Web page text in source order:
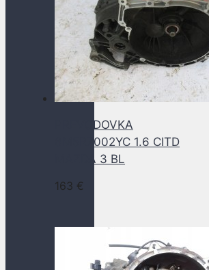
PREVODOVKA
6M5R7002YC 1.6 CITD
MAZDA 3 BL
163 €